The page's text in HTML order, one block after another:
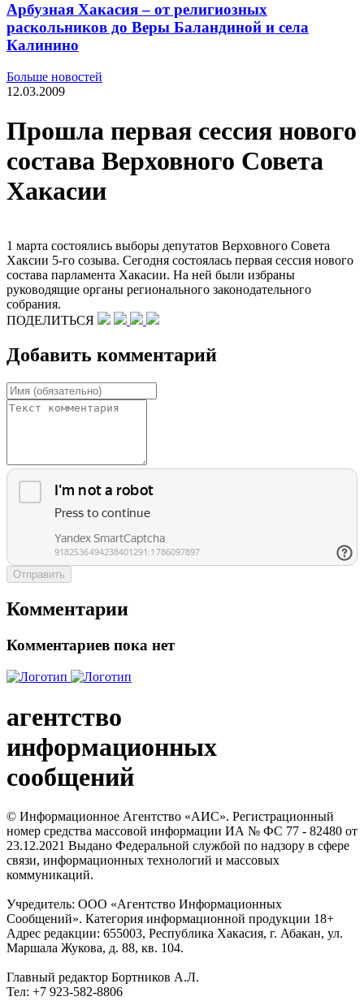
Арбузная Хакасия – от религиозных
раскольников до Веры Баландиной и села
Калинино
Больше новостей
12.03.2009
Прошла первая сессия нового
состава Верховного Совета
Хакасии
1 марта состоялись выборы депутатов Верховного Совета
Хаксии 5-го созыва. Сегодня состоялась первая сессия нового
состава парламента Хакасии. На ней были избраны
руководящие органы регионального законодательного
собрания.
ПОДЕЛИТЬСЯ
Добавить комментарий
Отправить
Комментарии
Комментариев пока нет
агентство
информационных
сообщений
© Информационное Агентство «АИС». Регистрационный
номер средства массовой информации ИА № ФС 77 - 82480 от
23.12.2021 Выдано Федеральной службой по надзору в сфере
связи, информационных технологий и массовых
коммуникаций.
Учредитель: ООО «Агентство Информационных
Сообщений». Категория информационной продукции 18+
Адрес редакции: 655003, Республика Хакасия, г. Абакан, ул.
Маршала Жукова, д. 88, кв. 104.
Главный редактор Бортников А.Л.
Тел: +7 923-582-8806